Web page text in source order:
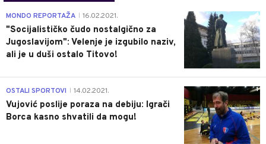
4
MONDO REPORTAŽA 16.02.2021.
"Socijalističko čudo nostalgično za
Jugoslavijom": Velenje je izgubilo naziv,
ali je u duši ostalo Titovo!
1
OSTALI SPORTOVI 14.02.2021.
Vujović poslije poraza na debiju: Igrači
Borca kasno shvatili da mogu!